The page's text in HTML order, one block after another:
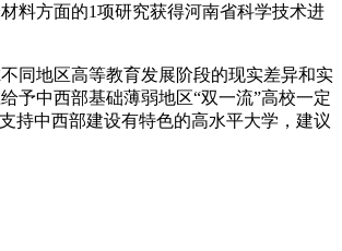
料方面的1项研究获得河南省科学技术进
同地区高等教育发展阶段的现实差异和实
予中西部基础薄弱地区“双一流”高校一定
持中西部建设有特色的高水平大学，建议